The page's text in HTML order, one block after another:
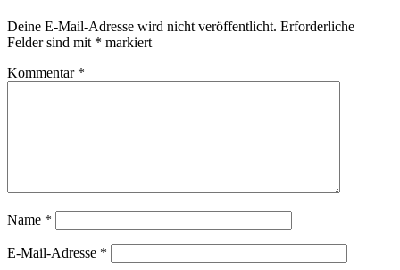
Deine E-Mail-Adresse wird nicht veröffentlicht. Erforderliche
Felder sind mit * markiert
Kommentar *
Name *
E-Mail-Adresse *